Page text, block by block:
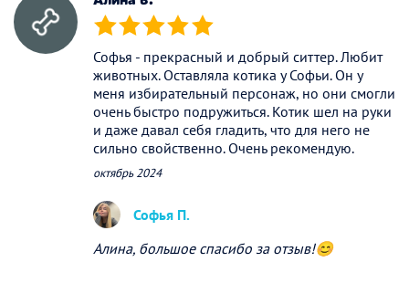
(*) (*) (*) (*) (*)
Софья - прекрасный и добрый ситтер. Любит
животных. Оставляла котика у Софьи. Он у
меня избирательный персонаж, но они смогли
очень быстро подружиться. Котик шел на руки
и даже давал себя гладить, что для него не
сильно свойственно. Очень рекомендую.
октябрь 2024
Софья П.
Алина, большое спасибо за отзыв!😊